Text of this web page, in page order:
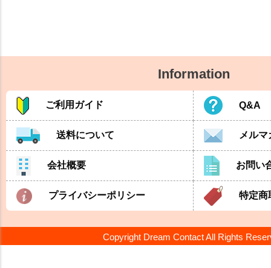
Information
ご利用ガイド Q&A
送料について メル
会社概要 お問い
プライバシーポリシー 特定商
Copyright Dream Contact All Rights